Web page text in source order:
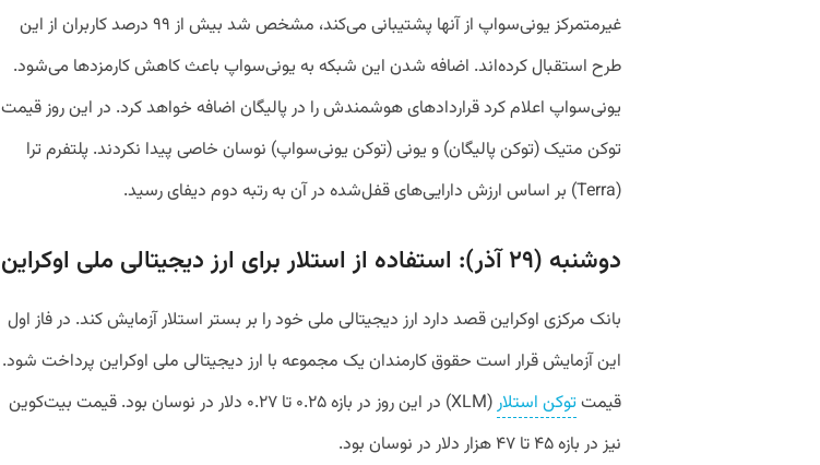
غیرمتمرکز یونی‌سواپ از آنها پشتیبانی می‌کند، مشخص شد بیش از ۹۹ درصد کاربران از این
طرح استقبال کرده‌اند. اضافه شدن این شبکه به یونی‌سواپ باعث کاهش کارمزد‌ها می‌شود.
یونی‌سواپ اعلام کرد قراردادهای هوشمندش را در پالیگان اضافه خواهد کرد. در این روز قیمت
توکن متیک (توکن پالیگان) و یونی (توکن یونی‌سواپ) نوسان خاصی پیدا نکردند. پلتفرم ترا
(Terra) بر اساس ارزش دارایی‌های قفل‌شده در آن به رتبه دوم دیفای رسید.
دوشنبه (۲۹ آذر): استفاده از استلار برای ارز دیجیتالی ملی اوکراین
بانک مرکزی اوکراین قصد دارد ارز دیجیتالی ملی خود را بر بستر استلار آزمایش کند. در فاز اول
این آزمایش قرار است حقوق کارمندان یک مجموعه با ارز دیجیتالی ملی اوکراین پرداخت شود.
قیمتتوکن استلار
(XLM) در این روز در بازه ۰.۲۵ تا ۰.۲۷ دلار در نوسان بود. قیمت بیت‌کوین
نیز در بازه ۴۵ تا ۴۷ هزار دلار در نوسان بود.